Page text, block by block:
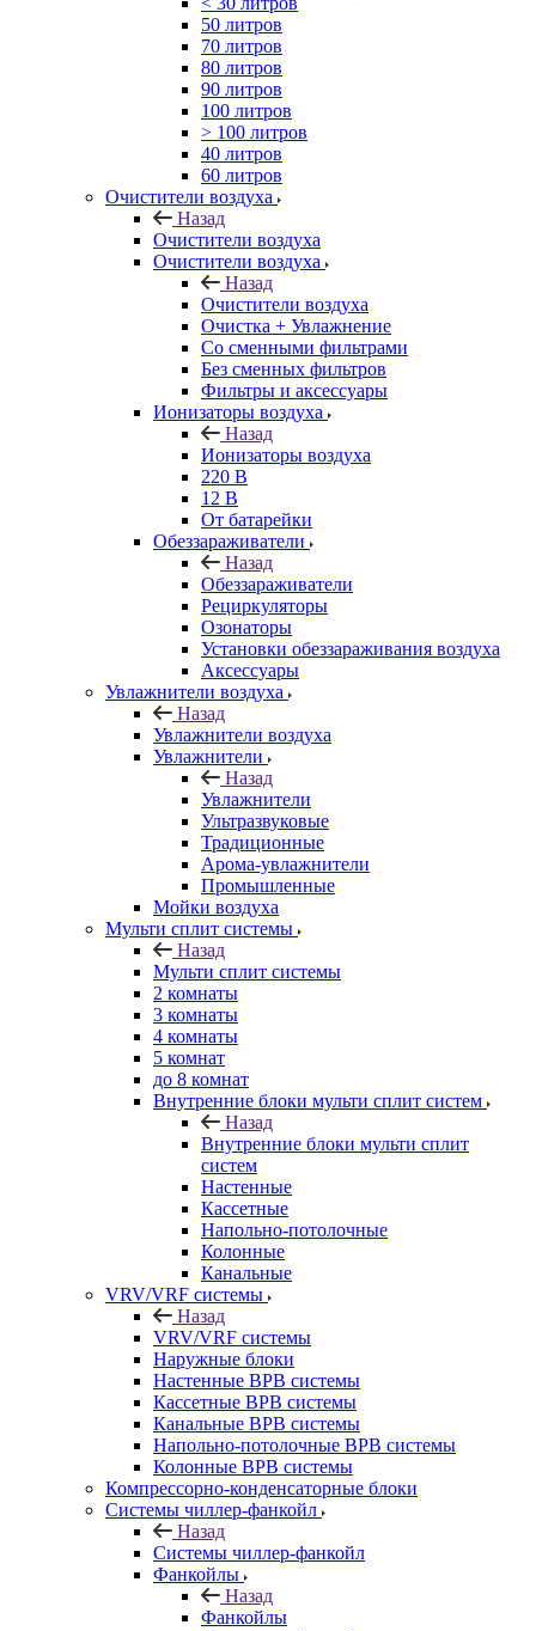
50 литров
70 литров
80 литров
90 литров
100 литров
> 100 литров
40 литров
60 литров
Очистители воздуха
Назад
Очистители воздуха
Очистители воздуха
Назад
Очистители воздуха
Очистка + Увлажнение
Cо сменными фильтрами
Без сменных фильтров
Фильтры и аксессуары
Ионизаторы воздуха
Назад
Ионизаторы воздуха
220 В
12 В
От батарейки
Обеззараживатели
Назад
Обеззараживатели
Рециркуляторы
Озонаторы
Установки обеззараживания воздуха
Аксессуары
Увлажнители воздуха
Назад
Увлажнители воздуха
Увлажнители
Назад
Увлажнители
Ультразвуковые
Традиционные
Арома-увлажнители
Промышленные
Мойки воздуха
Мульти сплит системы
Назад
Мульти сплит системы
2 комнаты
3 комнаты
4 комнаты
5 комнат
до 8 комнат
Внутренние блоки мульти сплит систем
Назад
Внутренние блоки мульти сплит
систем
Настенные
Кассетные
Напольно-потолочные
Колонные
Канальные
VRV/VRF системы
Назад
VRV/VRF системы
Наружные блоки
Настенные ВРВ системы
Кассетные ВРВ системы
Канальные ВРВ системы
Напольно-потолочные ВРВ системы
Колонные ВРВ системы
Компрессорно-конденсаторные блоки
Системы чиллер-фанкойл
Назад
Системы чиллер-фанкойл
Фанкойлы
Назад
Фанкойлы